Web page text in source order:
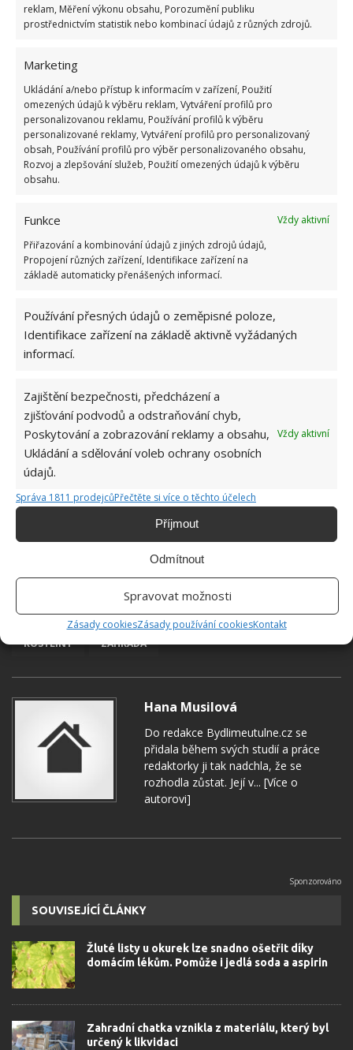
reklam, Měření výkonu obsahu, Porozumění publiku
prostřednictvím statistik nebo kombinací údajů z různých zdrojů.
Marketing
Ukládání a/nebo přístup k informacím v zařízení, Použití
omezených údajů k výběru reklam, Vytváření profilů pro
personalizovanou reklamu, Používání profilů k výběru
personalizované reklamy, Vytváření profilů pro personalizovaný
obsah, Používání profilů pro výběr personalizovaného obsahu,
Rozvoj a zlepšování služeb, Použití omezených údajů k výběru
obsahu.
Funkce
Vždy aktivní
Přiřazování a kombinování údajů z jiných zdrojů údajů,
Propojení různých zařízení, Identifikace zařízení na
základě automaticky přenášených informací.
Používání přesných údajů o zeměpisné poloze,
Identifikace zařízení na základě aktivně vyžádaných
informací.
Zajištění bezpečnosti, předcházení a
zjišťování podvodů a odstraňování chyb,
Poskytování a zobrazování reklamy a obsahu,
Ukládání a sdělování voleb ochrany osobních
údajů.
Vždy aktivní
Správa 1811 prodejcůPřečtěte si více o těchto účelech
Příjmout
Odmítnout
Spravovat možnosti
Zásady cookiesZásady používání cookiesKontakt
Pokud jsou na rostlině dlouhé nevzhledné stonky,
měly by být zastřiženy poblíž prvního kloubu listu.
třeba ho zastřihnout nad kloubem. Zkušení pěstitelé
květin doporučují odstranit pupeny, které se
objevují v zimě, aby je vyčerpaná spící rostlina
nemusela živit, ale mohla odpočívat.
Jarní prořezávání
abyste rozhodli, jak velká by měla být rostlina. Jarní
prořezávání může vést k opožděnému kvetení, tak se
nenechte zaskočit.
KVĚT PELARGONIE PĚSTOVÁNÍ
ROSTLINY ZAHRADA
Hana Musilová
Do redakce Bydlimeutulne.cz se
přidala během svých studií a práce
redaktorky ji tak nadchla, že se
rozhodla zůstat. Její v... [Více o
autorovi]
SOUVISEJÍCÍ ČLÁNKY
Žluté listy u okurek lze snadno ošetřit díky
domácím lékům. Pomůže i jedlá soda a aspirin
Zahradní chatka vznikla z materiálu, který byl
určený k likvidaci